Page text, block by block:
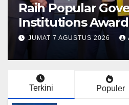
Masyarakat
Tanah yang
Layanan
KAMIS 6 AGUSTUS 2026
Terkini Populer